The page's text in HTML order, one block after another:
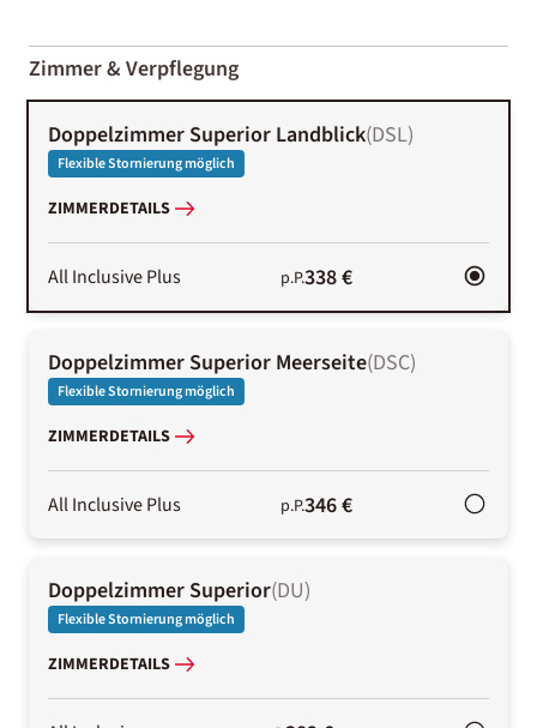
01-02
Zimmer & Verpflegung
Doppelzimmer Superior Landblick(DSL)
Flexible Stornierung möglich
ZIMMERDETAILS
All Inclusive Plus p.P.338 €
Doppelzimmer Superior Meerseite(DSC)
Flexible Stornierung möglich
ZIMMERDETAILS
All Inclusive Plus p.P.346 €
Doppelzimmer Superior(DU)
Flexible Stornierung möglich
ZIMMERDETAILS